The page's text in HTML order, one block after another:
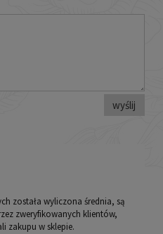
wyślij
została wyliczona średnia, są
zweryfikowanych klientów,
zakupu w sklepie.